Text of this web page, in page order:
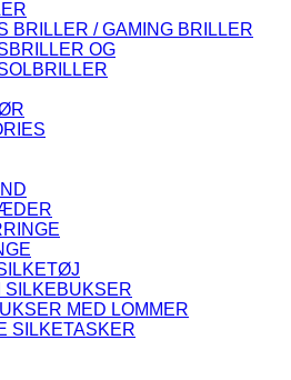
BRILLER / GAMING BRILLER
OG
SILKEBUKSER
MED LOMMER
SILKETASKER